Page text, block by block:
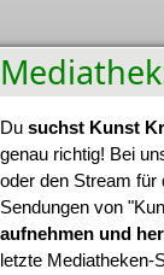
Du suchst Kunst
genau richtig! Bei
oder den Stream für
Sendungen von
aufnehmen und
letzte Mediatheken-